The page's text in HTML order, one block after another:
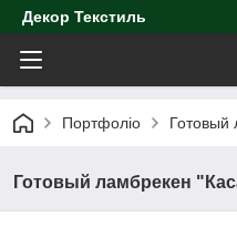
Декор Текстиль
Портфоліо Готовый
Готовый ламбрекен